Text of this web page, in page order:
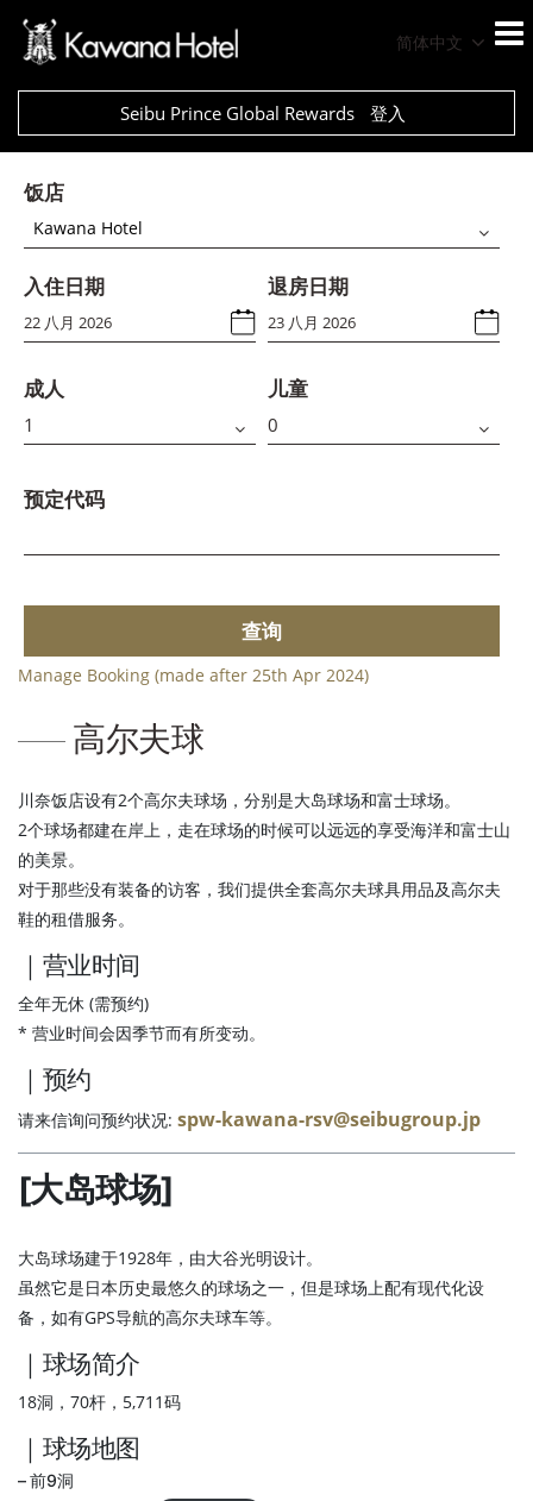
简体中文
Seibu Prince Global Rewards 登入
饭店
Kawana Hotel
入住日期 退房日期
成人 儿童
预定代码
查询
Manage Booking (made after 25th Apr 2024)
高尔夫球
川奈饭店设有2个高尔夫球场，分别是大岛球场和富士球场。
2个球场都建在岸上，走在球场的时候可以远远的享受海洋和富士山
的美景。
对于那些没有装备的访客，我们提供全套高尔夫球具用品及高尔夫
鞋的租借服务。
｜营业时间
全年无休 (需预约)
* 营业时间会因季节而有所变动。
｜预约
请来信询问预约状况: spw-kawana-rsv@seibugroup.jp
[大岛球场]
大岛球场建于1928年，由大谷光明设计。
虽然它是日本历史最悠久的球场之一，但是球场上配有现代化设
备，如有GPS导航的高尔夫球车等。
｜球场简介
18洞，70杆，5,711码
｜球场地图
– 前9洞